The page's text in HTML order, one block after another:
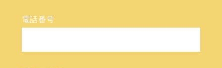
電話番号